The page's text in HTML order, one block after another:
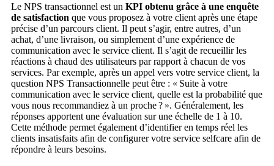
Le NPS transactionnel est un KPI obtenu grâce à une enquête
de satisfaction que vous proposez à votre client après une étape
précise d’un parcours client. Il peut s’agir, entre autres, d’un
achat, d’une livraison, ou simplement d’une expérience de
communication avec le service client. Il s’agit de recueillir les
réactions à chaud des utilisateurs par rapport à chacun de vos
services. Par exemple, après un appel vers votre service client, la
question NPS Transactionnelle peut être : « Suite à votre
communication avec le service client, quelle est la probabilité que
vous nous recommandiez à un proche ? ». Généralement, les
réponses apportent une évaluation sur une échelle de 1 à 10.
Cette méthode permet également d’identifier en temps réel les
clients insatisfaits afin de configurer votre service selfcare afin de
répondre à leurs besoins.